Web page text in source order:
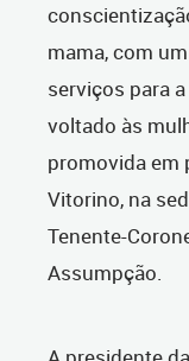
mama, com
serviços para
voltado às
promovida em
Vitorino, na
Tenente-
Assumpção.